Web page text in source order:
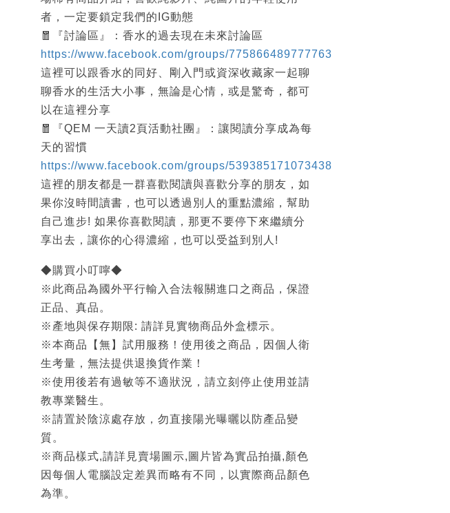
者，一定要鎖定我們的IG動態
🧧『討論區』：香水的過去現在未來討論區
https://www.facebook.com/groups/775866489777763
這裡可以跟香水的同好、剛入門或資深收藏家一起聊
聊香水的生活大小事，無論是心情，或是驚奇，都可
以在這裡分享
🧧『QEM 一天讀2頁活動社團』：讓閱讀分享成為每
天的習慣
https://www.facebook.com/groups/539385171073438
這裡的朋友都是一群喜歡閱讀與喜歡分享的朋友，如
果你沒時間讀書，也可以透過別人的重點濃縮，幫助
自己進步! 如果你喜歡閱讀，那更不要停下來繼續分
享出去，讓你的心得濃縮，也可以受益到別人!
◆購買小叮嚀◆
※此商品為國外平行輸入合法報關進口之商品，保證
正品、真品。
※產地與保存期限: 請詳見實物商品外盒標示。
※本商品【無】試用服務！使用後之商品，因個人衛
生考量，無法提供退換貨作業！
※使用後若有過敏等不適狀況，請立刻停止使用並請
教專業醫生。
※請置於陰涼處存放，勿直接陽光曝曬以防產品變
質。
※商品樣式,請詳見賣場圖示,圖片皆為實品拍攝,顏色
因每個人電腦設定差異而略有不同，以實際商品顏色
為準。